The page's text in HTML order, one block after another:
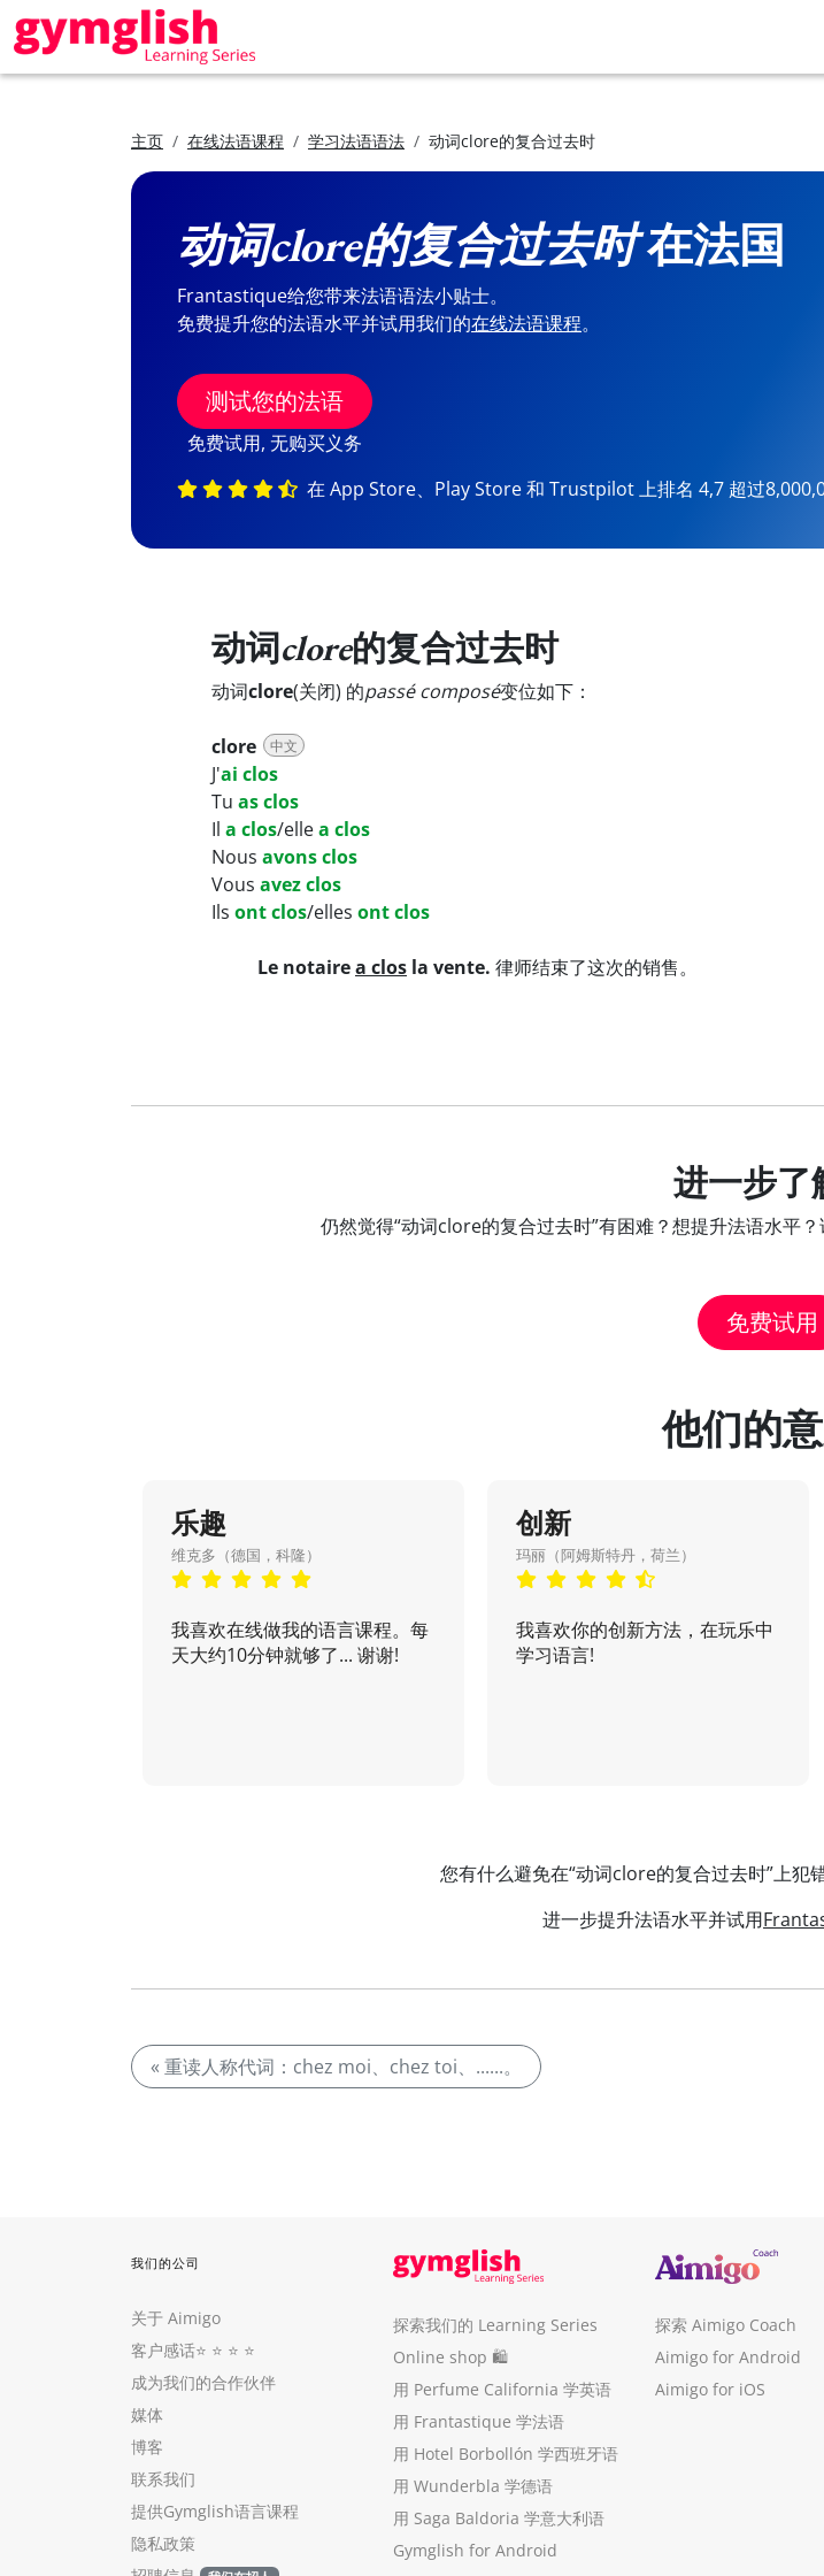
主页 在线法语课程 学习法语语法 动词clore的复合过去时
动词clore的复合过去时在法国
Frantastique给您带来法语语法小贴士。
免费提升您的法语水平并试用我们的在线法语课程。
测试您的法语
免费试用, 无购买义务
在 App Store、Play Store 和 Trustpilot 上排名 4,7 超过
动词clore的复合过去时
动词clore(关闭) 的passé composé变位如下：
clore 中文
J'ai clos
Tu as clos
Il a clos/ellea clos
Nous avons clos
Vous avez clos
Ils ont clos/elles ont clos
Le notairea clos la vente. 律师结束了这次的销售。
进一步
仍然觉得“动词clore的复合过去时”有困难？想提升法语水平
免费试用
他们的
乐趣
维克多（德国，科隆）
我喜欢在线做我的语言课程。每
天大约10分钟就够了... 谢谢!
创新
玛丽（阿姆斯特丹，荷兰）
我喜欢你的创新方法，在玩乐中
学习语言!
您有什么避免在“动词clore的复合过去时”上犯
进一步提升法语水平并试用
« 重读人称代词：chez moi、chez toi、......。
我们的公司
关于 Aimigo
客户感话⭐️ ⭐️ ⭐️ ⭐️
成为我们的合作伙伴
媒体
博客
联系我们
提供Gymglish语言课程
隐私政策
探索我们的 Learning Series
Online shop 🛍
用 Perfume California 学英语
用 Frantastique 学法语
用 Hotel Borbollón 学西班牙语
用 Wunderbla 学德语
用 Saga Baldoria 学意大利语
Gymglish for Android
探索 Aimigo Coach
Aimigo for Android
Aimigo for iOS